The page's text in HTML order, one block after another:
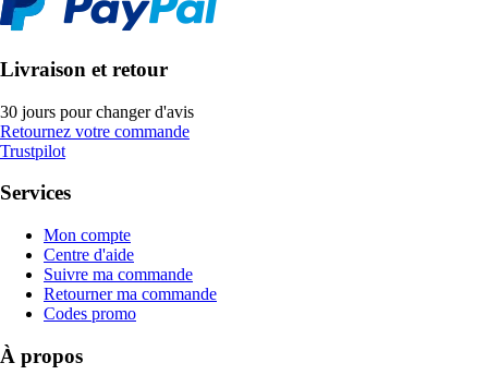
Livraison et retour
30 jours pour changer d'avis
Retournez votre commande
Trustpilot
Services
Mon compte
Centre d'aide
Suivre ma commande
Retourner ma commande
Codes promo
À propos